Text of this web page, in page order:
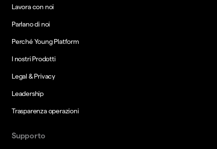
Lavora con noi
Parlano di noi
Perché Young Platform
I nostri Prodotti
Legal & Privacy
Leadership
Trasparenza operazioni
Supporto